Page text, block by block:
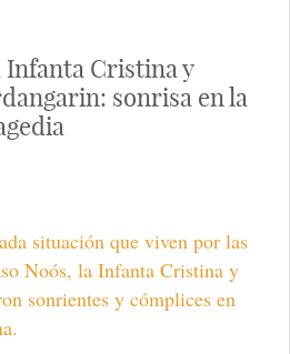
Infanta Cristina y
sonrisa en la
situación que viven por las
Noós, la Infanta Cristina y
sonrientes y cómplices en